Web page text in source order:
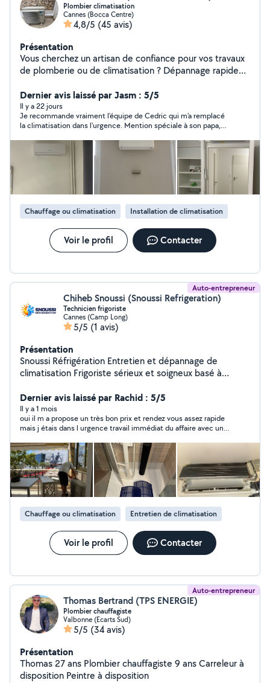
Plombier climatisation
Cannes (Bocca Centre)
4,8/5 (45 avis)
Présentation
Vous cherchez un artisan de confiance pour vos travaux
de plomberie ou de climatisation ? Dépannage rapide
Artisan qualifié Devis gratuit Garantie décennale Basé à
Cannes - secteur Alpes maritimes - Var - Monaco -
Déplacement rapide C.C.L climatisation Artisan
indépendant, réactif & transparent Pompe à chaleur,
climatisation, Plomberie, Chauffe-eau, disponible du
lundi au samedi voir horaires ci dessous . Sauf cas
d'urgences en dehors de ces horaires.
Dernier avis laissé par Jasm : 5/5
Il y a 22 jours
Je recommande vraiment l'équipe de Cedric qui m'a remplacé
la climatisation dans l'urgence. Mention spéciale à son papa,
Chauffage ou climatisation Installation de climatisation
Voir le profil Contacter
Auto-entrepreneur
Chiheb Snoussi (Snoussi Refrigeration)
Technicien frigoriste
Cannes (Camp Long)
5/5 (1 avis)
Présentation
Snoussi Réfrigération Entretien et dépannage de
climatisation Frigoriste sérieux et soigneux basé à
dépannage de climatiseurs monosplit, multisplit et
pompes à chaleur. Nettoyage complet unité intérieure
et extérieure Nettoyage filtres, turbine et bac à
condensats Prévention des fuites d'eau et mauvaises
odeurs Vérification du bon fonctionnement Dépannage
et diagnostic de pannes Intervention rapide Secteur :
Cannes, La Bocca, Le Cannet, Mandelieu, Mougins,
Vallauris, Antibes et alentours. Mon objectif : un travail
propre, un service de qualité et des clients satisfaits.
Dernier avis laissé par Rachid : 5/5
Il y a 1 mois
oui il m a propose un très bon prix et rendez vous assez rapide
mais j étais dans l urgence travail immédiat du affaire avec un
Chauffage ou climatisation Entretien de climatisation
Voir le profil Contacter
Auto-entrepreneur
Thomas Bertrand (TPS ENERGIE)
Plombier chauffagiste
Valbonne (Ecarts Sud)
5/5 (34 avis)
Présentation
Thomas 27 ans Plombier chauffagiste 9 ans Carreleur à
disposition Peintre à disposition